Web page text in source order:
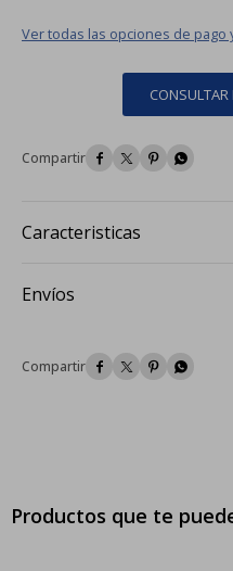
Ver todas las opciones de pago
   
Caracteristicas
Envíos
   
Productos que te